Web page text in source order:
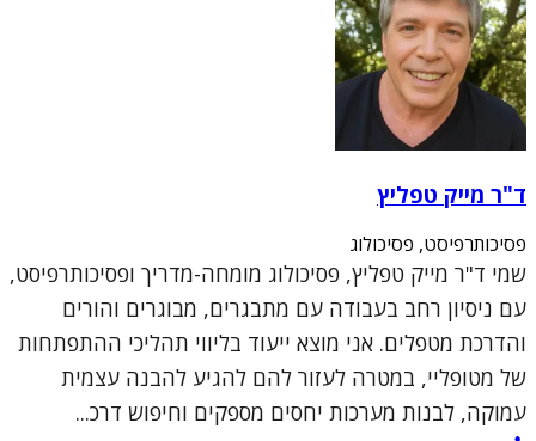
ד"ר מייק טפליץ
פסיכותרפיסט, פסיכולוג
שמי ד"ר מייק טפליץ, פסיכולוג מומחה-מדריך ופסיכותרפיסט,
עם ניסיון רחב בעבודה עם מתבגרים, מבוגרים והורים
והדרכת מטפלים. אני מוצא ייעוד בליווי תהליכי ההתפתחות
של מטופליי, במטרה לעזור להם להגיע להבנה עצמית
עמוקה, לבנות מערכות יחסים מספקים וחיפוש דרכ...